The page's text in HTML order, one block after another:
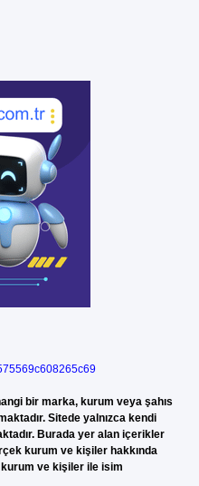
bir marka, kurum veya şahıs
Sitede yalnızca kendi
Burada yer alan içerikler
kurum ve kişiler hakkında
kurum ve kişiler ile isim